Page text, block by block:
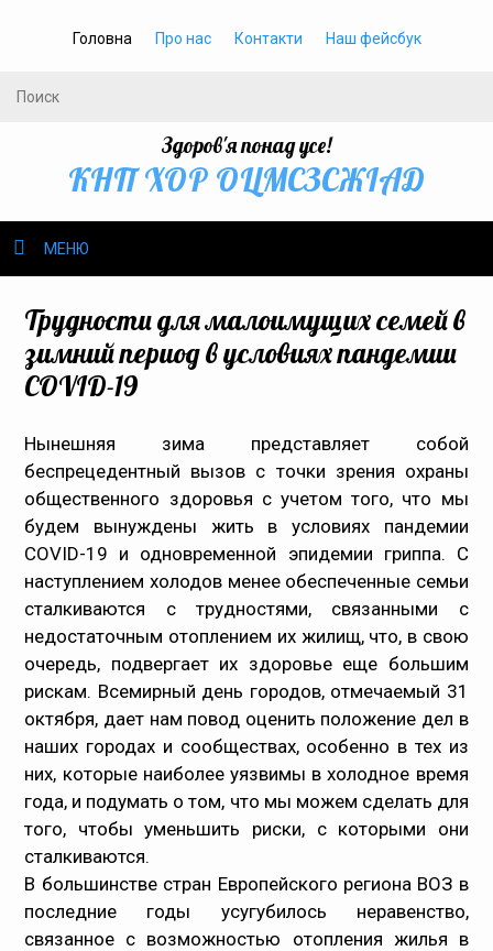
Головна Про нас Контакти Наш фейсбук
Здоров'я понад усе!
КНП ХОР ОЦМСЗСЖIАД
МЕНЮ
Громадське здоров’я
Громадянам
Медпрацівникам
Статистика
Документи
Контакти
Карта сайта
Трудности для малоимущих семей в
зимний период в условиях пандемии
COVID-19
Нынешняя зима представляет собой
беспрецедентный вызов с точки зрения охраны
общественного здоровья с учетом того, что мы
будем вынуждены жить в условиях пандемии
COVID-19 и одновременной эпидемии гриппа. С
наступлением холодов менее обеспеченные семьи
сталкиваются с трудностями, связанными c
недостаточным отоплением их жилищ, что, в свою
очередь, подвергает их здоровье еще большим
рискам. Всемирный день городов, отмечаемый 31
октября, дает нам повод оценить положение дел в
наших городах и сообществах, особенно в тех из
них, которые наиболее уязвимы в холодное время
года, и подумать о том, что мы можем сделать для
того, чтобы уменьшить риски, с которыми они
сталкиваются.
В большинстве стран Европейского региона ВОЗ в
последние годы усугубилось неравенство,
связанное с возможностью отопления жилья в